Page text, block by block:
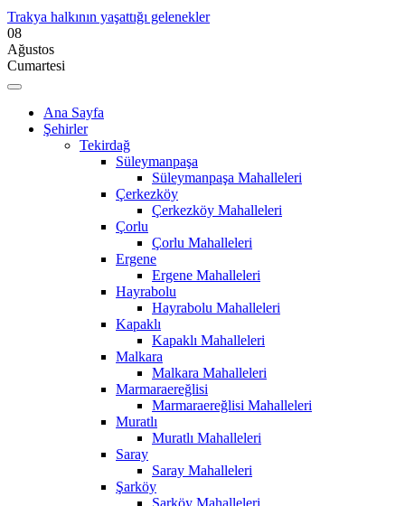
Trakya halkının yaşattığı gelenekler
08
Ağustos
Cumartesi
Ana Sayfa
Şehirler
Tekirdağ
Süleymanpaşa
Süleymanpaşa Mahalleleri
Çerkezköy
Çerkezköy Mahalleleri
Çorlu
Çorlu Mahalleleri
Ergene
Ergene Mahalleleri
Hayrabolu
Hayrabolu Mahalleleri
Kapaklı
Kapaklı Mahalleleri
Malkara
Malkara Mahalleleri
Marmaraereğlisi
Marmaraereğlisi Mahalleleri
Muratlı
Muratlı Mahalleleri
Saray
Saray Mahalleleri
Şarköy